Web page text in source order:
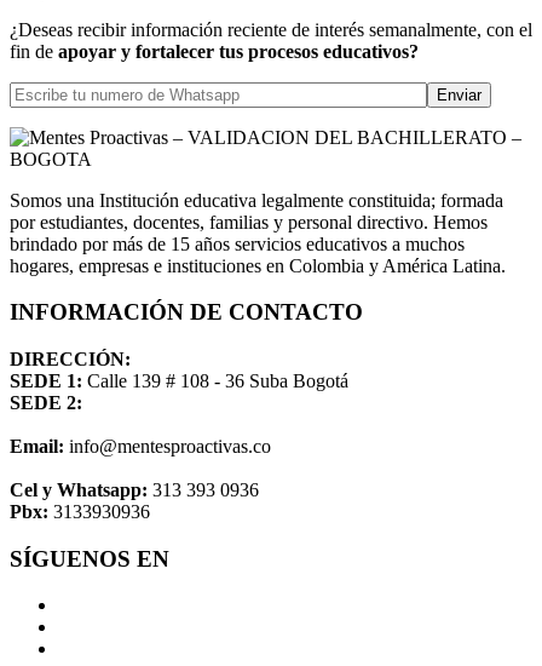
¿Deseas recibir información reciente de interés semanalmente, con el
fin de apoyar y fortalecer tus procesos educativos?
Somos una Institución educativa legalmente constituida; formada
por estudiantes, docentes, familias y personal directivo. Hemos
brindado por más de 15 años servicios educativos a muchos
hogares, empresas e instituciones en Colombia y América Latina.
INFORMACIÓN DE CONTACTO
DIRECCIÓN:
SEDE 1: Calle 139 # 108 - 36 Suba Bogotá
SEDE 2:
Email: info@mentesproactivas.co
Cel y Whatsapp: 313 393 0936
Pbx: 3133930936
SÍGUENOS EN